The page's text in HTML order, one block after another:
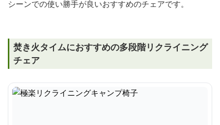
シーンでの使い勝手が良いおすすめのチェアです。
焚き火タイムにおすすめの多段階リクライニング
チェア